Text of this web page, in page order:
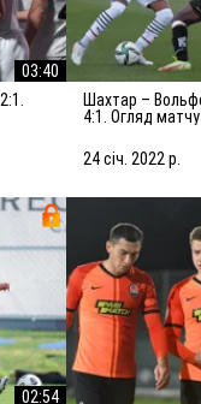
03:40
Шахтар – Вольфсбергер –
4:1. Огляд матчу
24 січ. 2022 р.
02:54